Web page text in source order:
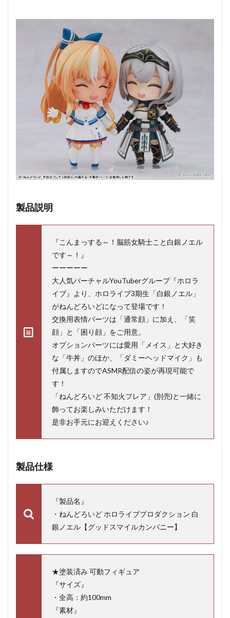
製品説明
『こんまっする～！脳筋女騎士こと白銀ノエル
です～！』
ーーーーー
大人気バーチャルYouTuberグループ『ホロラ
イブ』より、ホロライブ3期生「白銀ノエル」
がねんどろいどになって登場です！
交換用表情パーツは「通常顔」に加え、「笑
顔」と「困り顔」をご用意。
オプションパーツには愛用「メイス」と大好き
な「牛丼」のほか、「ダミーヘッドマイク」も
付属しますのでASMR配信の姿が再現可能で
す！
「ねんどろいど 不知火フレア」(別売)と一緒に
飾ってお楽しみいただけます！
是非お手元にお迎えください♪
製品仕様
『製品名』
・ねんどろいど ホロライブプロダクション 白
銀ノエル【グッドスマイルカンパニー】
★塗装済み 可動フィギュア
『サイズ』
・全高：約100mm
『素材』